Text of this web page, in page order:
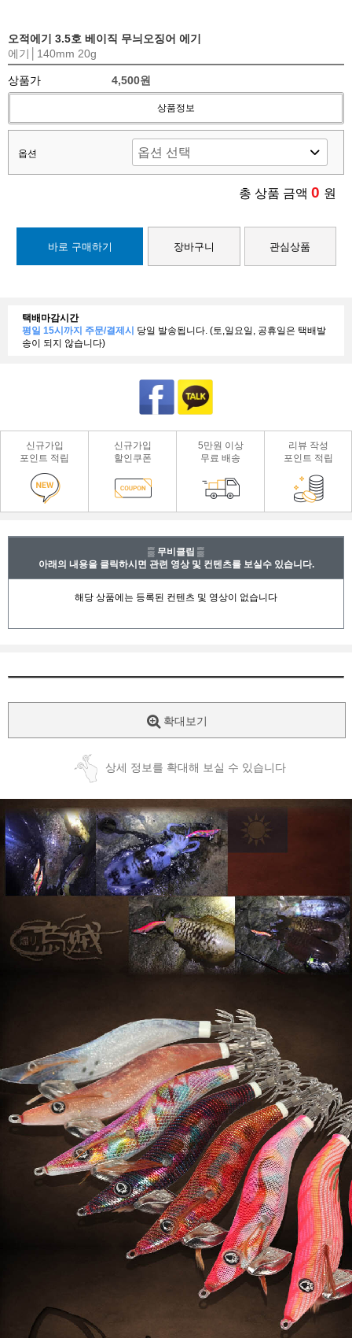
오적에기 3.5호 베이직 무늬오징어 에기
에기│140mm 20g
상품가 4,500원
상품정보
옵션
총 상품 금액 0 원
바로 구매하기 장바구니 관심상품
택배마감시간
평일 15시까지 주문/결제시 당일 발송됩니다. (토,일요일, 공휴일은 택배발
송이 되지 않습니다)
신규가입
포인트 적립
신규가입
할인쿠폰
5만원 이상
무료 배송
리뷰 작성
포인트 적립
▒ 무비클립 ▒
아래의 내용을 클릭하시면 관련 영상 및 컨텐츠를 보실수 있습니다.
확대보기
상세 정보를 확대해 보실 수 있습니다